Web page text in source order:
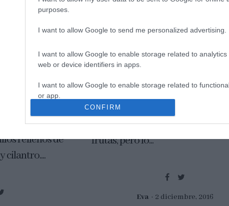
purposes.
I want to allow Google to send me personalized advertising.
I want to allow Google to enable storage related to analytics
web or device identifiers in apps.
I want to allow Google to enable storage related to
or app.
I want to allow Google to enable storage related to
I want to allow Google to enable storage related to security,
CONFIRM
de
y
en cuanto
Navidad u os
os
rellenos de
cilantro....
Tarte tatin de membrillo
nido de caramelo
surtieron de un montón de
granadas, caquis... de su jardín.
años nos dan bastante cantidad
frutas, pero lo...
Eva 2 diciembre, 2016